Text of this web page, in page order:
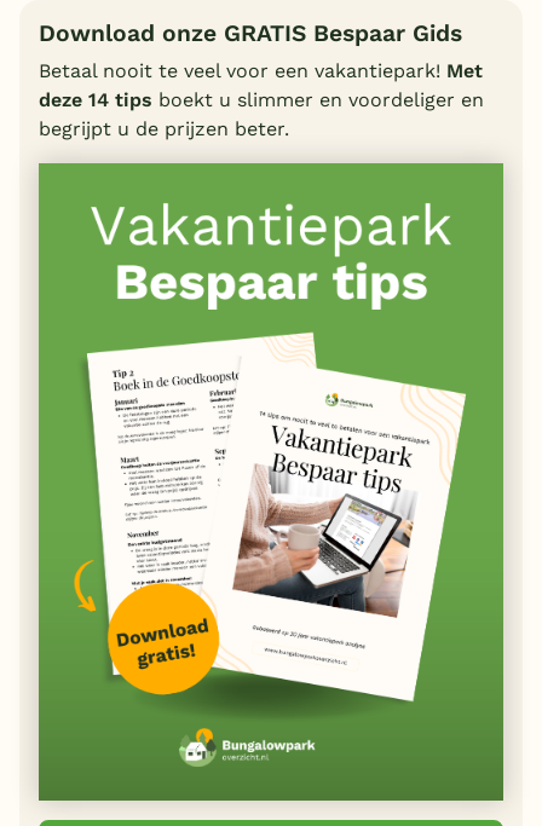
Download onze GRATIS Bespaar Gids
Betaal nooit te veel voor een vakantiepark! Met
deze 14 tips boekt u slimmer en voordeliger en
begrijpt u de prijzen beter.